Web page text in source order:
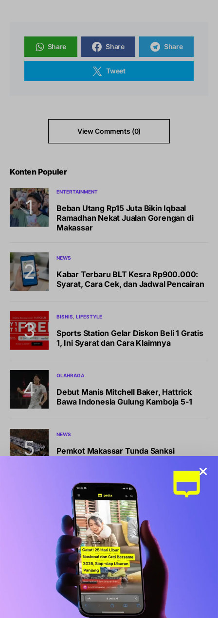
Share Share Share
Tweet
View Comments (0)
Konten Populer
ENTERTAINMENT
Beban Utang Rp15 Juta Bikin Iqbaal
Ramadhan Nekat Jualan Gorengan di
Makassar
NEWS
Kabar Terbaru BLT Kesra Rp900.000:
Syarat, Cara Cek, dan Jadwal Pencairan
BISNIS LIFESTYLE
Sports Station Gelar Diskon Beli 1 Gratis
1, Ini Syarat dan Cara Klaimnya
OLAHRAGA
Debut Manis Mitchell Baker, Hattrick
Bawa Indonesia Gulung Kamboja 5-1
NEWS
Pemkot Makassar Tunda Sanksi